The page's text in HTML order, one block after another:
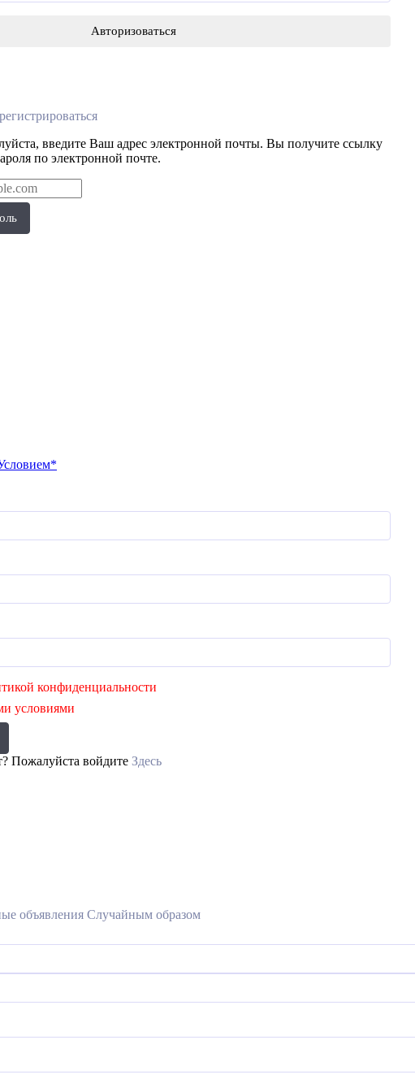
введите Ваш адрес электронной почты. Вы получите ссылку
по электронной почте.
конфиденциальности
условиями
Пожалуйста войдите Здесь
объявления Случайным образом